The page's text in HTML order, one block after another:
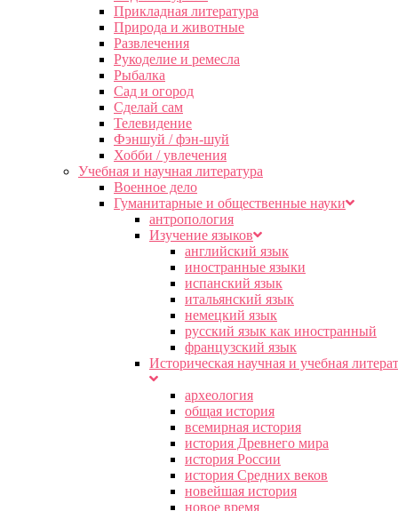
Прикладная литература
Природа и животные
Развлечения
Рукоделие и ремесла
Рыбалка
Сад и огород
Сделай сам
Телевидение
Фэншуй / фэн-шуй
Хобби / увлечения
Учебная и научная литература
Военное дело
Гуманитарные и общественные науки
антропология
Изучение языков
английский язык
иностранные языки
испанский язык
итальянский язык
немецкий язык
русский язык как иностранный
французский язык
Историческая научная и учебная
археология
общая история
всемирная история
история Древнего мира
история России
история Средних веков
новейшая история
новое время